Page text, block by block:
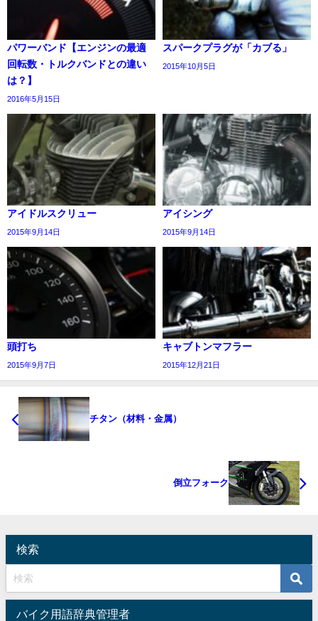
パワーバンド【エンジンの最適
回転数・トルクバンドとの違い
は？】
2016年5月15日
スパークプラグが「カブる」
2015年10月5日
アイドルスクリュー
2015年9月14日
アイシング
2015年9月14日
頭打ち
2015年9月7日
キャブトンマフラー
2015年12月21日
チタン（材料・金属）
倒立フォーク
検索
バイク用語辞典管理者